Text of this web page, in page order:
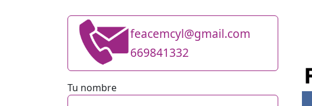
feacemcyl@gmail.com
669841332
Tu nombre